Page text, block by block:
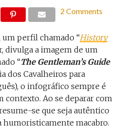
2 Comments
perfil chamado “History
divulga a imagem de um
“The Gentleman’s Guide
dos Cavalheiros para
o infográfico sempre é
Ao se deparar com
se que seja autêntico
macabro.